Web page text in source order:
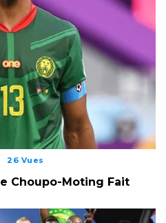
26 Vues
Choupo-Moting Fait